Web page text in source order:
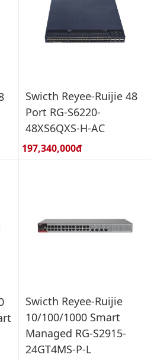
Swicth Reyee-Ruijie 48
Port RG-S6220-
48XS6QXS-H-AC
Giá bán:
197,340,000đ
Swicth Reyee-Ruijie
10/100/1000 Smart
Managed RG-S2915-
24GT4MS-P-L